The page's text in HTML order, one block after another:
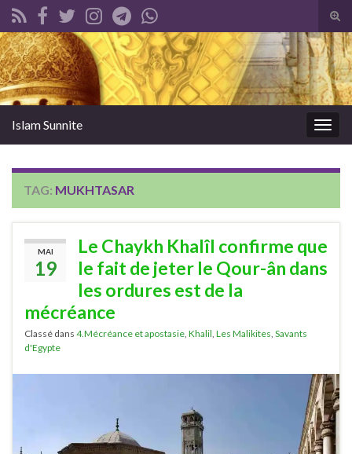
Search for:
Islam Sunnite
TAG: MUKHTASAR
MAI
19
Le Chaykh Khalîl confirme que
le fait de jeter le Qour-ân dans
les ordures est de la
mécréance
Classé dans 4.Mécréance et apostasie Khalil Les Malikites Savants
d'Egypte